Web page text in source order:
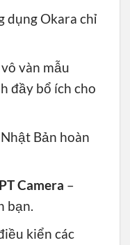
dụng Okara chỉ
vàn mẫu
đầy bổ ích cho
Bản hoàn
Camera –
bạn.
kiển các